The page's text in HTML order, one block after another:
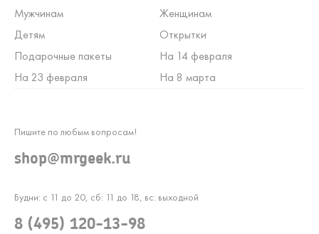
Мужчинам
Женщинам
Детям
Открытки
Подарочные пакеты
На 14 февраля
На 23 февраля
На 8 марта
Будни: с 11 до 20, сб: 11 до 18, вс: выходной
8 (495) 120-13-98
Пишите по любым вопросам!
shop@mrgeek.ru